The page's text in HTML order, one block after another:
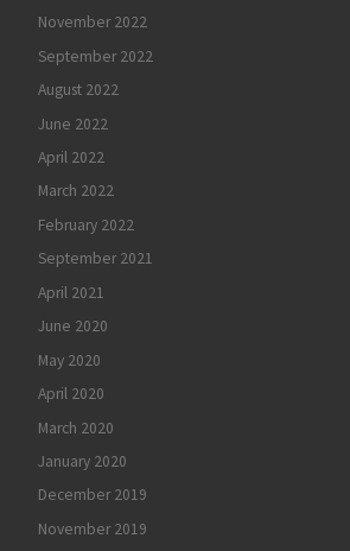
November 2022
September 2022
August 2022
June 2022
April 2022
March 2022
February 2022
September 2021
April 2021
June 2020
May 2020
April 2020
March 2020
January 2020
December 2019
November 2019